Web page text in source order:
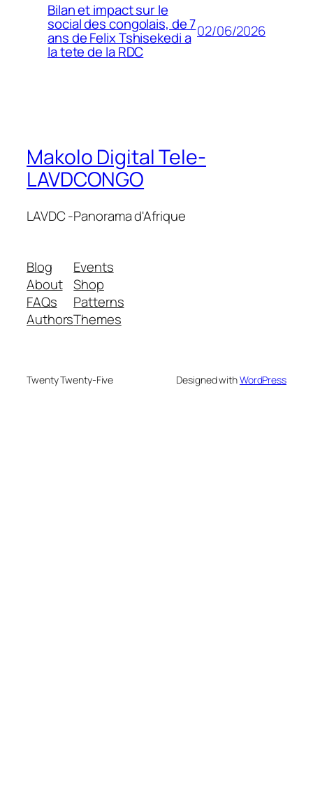
Bilan et impact sur le
social des congolais, de 7
ans de Felix Tshisekedi a
la tete de la RDC
02/06/2026
Makolo Digital Tele-
LAVDCONGO
LAVDC -Panorama d'Afrique
Blog
About
FAQs
Authors
Events
Shop
Patterns
Themes
Twenty Twenty-Five Designed withWordPress